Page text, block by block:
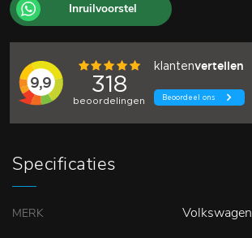
Inruilvoorstel
Specificaties
MERK Volkswagen